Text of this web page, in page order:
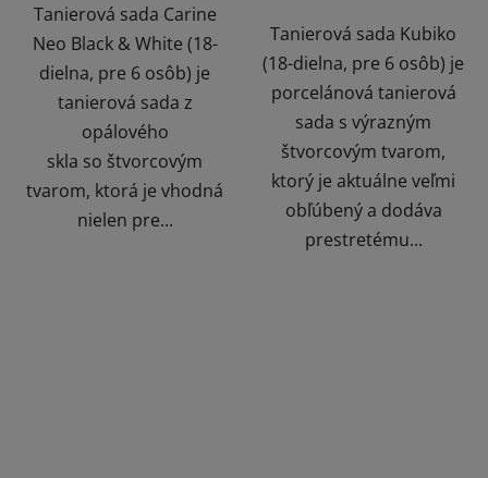
Tanierová sada Carine
Neo Black & White (18-
dielna, pre 6 osôb) je
tanierová sada z
opálového
skla so štvorcovým
tvarom, ktorá je vhodná
nielen pre...
Tanierová sada Kubiko
(18-dielna, pre 6 osôb) je
porcelánová tanierová
sada s výrazným
štvorcovým tvarom,
ktorý je aktuálne veľmi
obľúbený a dodáva
prestretému...